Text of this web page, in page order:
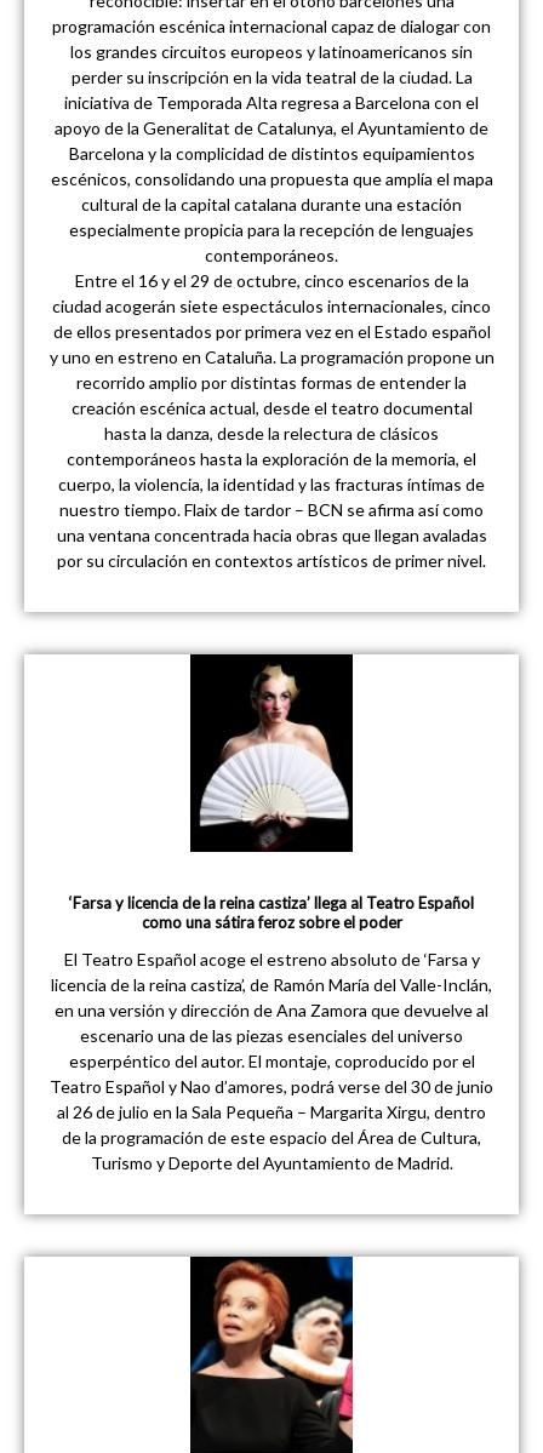
programación escénica internacional capaz de dialogar con
los grandes circuitos europeos y latinoamericanos sin
perder su inscripción en la vida teatral de la ciudad. La
iniciativa de Temporada Alta regresa a Barcelona con el
apoyo de la Generalitat de Catalunya, el Ayuntamiento de
Barcelona y la complicidad de distintos equipamientos
escénicos, consolidando una propuesta que amplía el mapa
cultural de la capital catalana durante una estación
especialmente propicia para la recepción de lenguajes
contemporáneos.
Entre el 16 y el 29 de octubre, cinco escenarios de la
ciudad acogerán siete espectáculos internacionales, cinco
de ellos presentados por primera vez en el Estado español
y uno en estreno en Cataluña. La programación propone un
recorrido amplio por distintas formas de entender la
creación escénica actual, desde el teatro documental
hasta la danza, desde la relectura de clásicos
contemporáneos hasta la exploración de la memoria, el
cuerpo, la violencia, la identidad y las fracturas íntimas de
nuestro tiempo. Flaix de tardor – BCN se afirma así como
una ventana concentrada hacia obras que llegan avaladas
por su circulación en contextos artísticos de primer nivel.
‘Farsa y licencia de la reina castiza’ llega al Teatro Español
como una sátira feroz sobre el poder
El Teatro Español acoge el estreno absoluto de ‘Farsa y
licencia de la reina castiza’, de Ramón María del Valle-Inclán,
en una versión y dirección de Ana Zamora que devuelve al
escenario una de las piezas esenciales del universo
esperpéntico del autor. El montaje, coproducido por el
Teatro Español y Nao d’amores, podrá verse del 30 de junio
al 26 de julio en la Sala Pequeña – Margarita Xirgu, dentro
de la programación de este espacio del Área de Cultura,
Turismo y Deporte del Ayuntamiento de Madrid.